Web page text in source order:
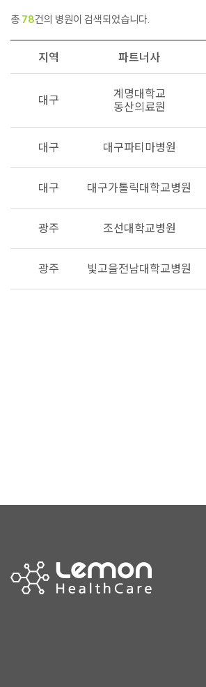
총 78건의 병원이 검색되었습니다.
지역 파트너사
대구 계명대학교
동산의료원
대구 대구파티마병원
대구 대구가톨릭대학교병원
광주 조선대학교병원
광주 빛고을전남대학교병원